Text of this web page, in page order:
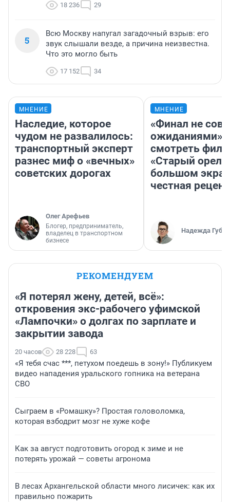
18 236 29
5
Всю Москву напугал загадочный взрыв: его
звук слышали везде, а причина неизвестна.
Что это могло быть
17 152 34
МНЕНИЕ
Наследие, которое
чудом не развалилось:
транспортный эксперт
разнес миф о «вечных»
советских дорогах
Олег Арефьев
Блогер, предприниматель,
владелец в транспортном
бизнесе
МНЕНИЕ
«Финал не
ожиданиями»:
смотреть
«Старый орел»
большом
честная
Надежда
РЕКОМЕНДУЕМ
«Я потерял жену, детей, всё»:
откровения экс-рабочего уфимской
«Лампочки» о долгах по зарплате и
закрытии завода
20 часов 28 228 63
«Я тебя счас ***, петухом поедешь в зону!» Публикуем
видео нападения уральского гопника на ветерана
СВО
Сыграем в «Ромашку»? Простая головоломка,
которая взбодрит мозг не хуже кофе
Как за август подготовить огород к зиме и не
потерять урожай — советы агронома
В лесах Архангельской области много лисичек: как их
правильно пожарить